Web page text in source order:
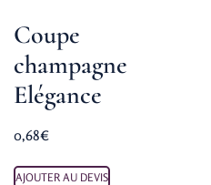
Coupe
champagne
Elégance
0,68€
AJOUTER AU DEVIS